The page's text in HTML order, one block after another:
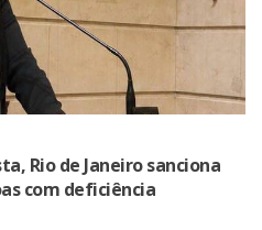
Rio de Janeiro sanciona
com deficiência